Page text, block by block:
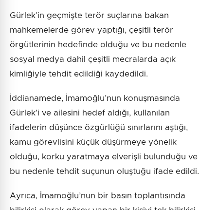
Gürlek’in geçmişte terör suçlarına bakan
mahkemelerde görev yaptığı, çeşitli terör
örgütlerinin hedefinde olduğu ve bu nedenle
sosyal medya dahil çeşitli mecralarda açık
kimliğiyle tehdit edildiği kaydedildi.
İddianamede, İmamoğlu’nun konuşmasında
Gürlek’i ve ailesini hedef aldığı, kullanılan
ifadelerin düşünce özgürlüğü sınırlarını aştığı,
kamu görevlisini küçük düşürmeye yönelik
olduğu, korku yaratmaya elverişli bulunduğu ve
bu nedenle tehdit suçunun oluştuğu ifade edildi.
Ayrıca, İmamoğlu’nun bir basın toplantısında